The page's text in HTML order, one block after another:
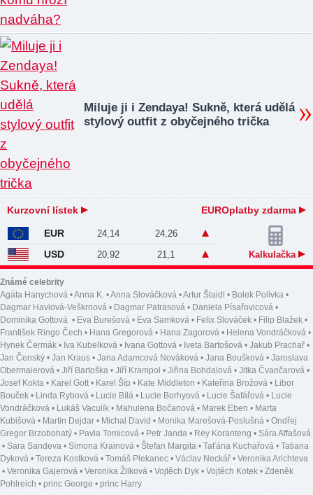
Miluje ji i Zendaya! Sukně, která udělá
stylový outfit z obyčejného trička
Kurzovní lístek EUROplatby zdarma
EUR 24,14 24,26
USD 20,92 21,1 Kalkulačka
Známé celebrity
Agáta Hanychová •Anna K. •Anna Slováčková •Artur Štaidl • Bolek Polívka •
Dagmar Havlová-Veškrnová • Dagmar Patrasová • Daniela Písařovicová •
Dominika Gottová • Eva Burešová • Eva Samková • Felix Slováček • Filip Blažek •
František Ringo Čech • Hana Gregorová • Hana Zagorová • Helena Vondráčková •
Hynek Čermák • Iva Kubelková • Ivana Gottová • Iveta Bartošová • Jakub Prachař •
Jan Čenský • Jan Kraus • Jana Adamcová Nováková • Jana Boušková • Jaroslava
Obermaierová • Jiří Bartoška • Jiří Krampol • Jiřina Bohdalová • Jitka Čvančarová •
Josef Kokta • Karel Gott• Karel Šíp • Kate Middleton • Kateřina Brožová • Libor
Bouček • Linda Rybová • Lucie Bílá • Lucie Borhyová • Lucie Šafářová • Lucie
Vondráčková • Lukáš Vaculík • Mahulena Bočanová • Marek Eben • Marta
Kubišová • Martin Dejdar • Michal David • Monika Marešová-Poslušná • Ondřej
Gregor Brzobohatý • Pavla Tomicová • Petr Janda • Rey Koranteng • Sára Affašová
• Sara Sandeva • Simona Krainová • Štefan Margita • Taťána Kuchařová • Tatiana
Dyková • Tereza Kostková • Tomáš Plekanec • Václav Neckář • Veronika Arichteva
• Veronika Gajerová • Veronika Žilková • Vojtěch Dyk • Vojtěch Kotek • Zdeněk
Pohlreich • princ George • princ Harry